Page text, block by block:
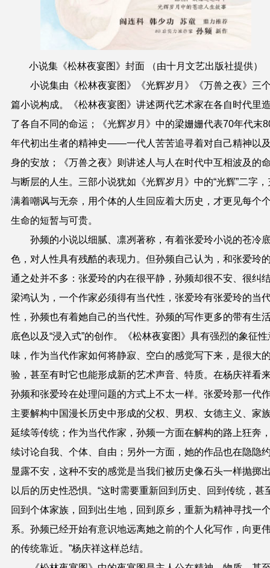
小说集《松林夜宴图》封面 （由十月文艺出版社提供）
小说集由《松林夜宴图》《光辉岁月》《万兽之夜》三
篇小说构成。《松林夜宴图》讲述两代艺术家在各自时代里
了各自不同的命运；《光辉岁月》中的梁姗姗代表70年代末
年代初出生者的精神史——一代人苦苦追寻着对自己精神以
身的安放；《万兽之夜》则讲述人与人在时代中互相波及的
与断层的人生。三部小说犹如《光辉岁月》中的“光辉”二字，
满着嘲讽与无奈，用个体的人生回应着大历史，才更见每个
生命的短暂与可贵。
孙频的小说以细腻、凛冽著称，有着张爱玲小说的苍冷
色，对人性具有残酷的表现力。但孙频自己认为，和张爱玲
通之处并不多：张爱玲的内在很平静，孙频却很不安、很纠
梁鸿认为，一个作家必须得有当代性，张爱玲有张爱玲的当
性，孙频也有着她自己的当代性。孙频的写作更多的带有生
底色以及“浸入式”的创作。《松林夜宴图》具有强烈的象征性
味，作为当代作家如何将静寂、空白的感觉写下来，是很大
验，甚至有时它也能形成新的艺术声音、特质。在杨庆祥看
孙频和张爱玲在处理问题的方式上不太一样。张爱玲那一代
主要解构中国漫长历史中形成的父权、男权、女德主义、家
延续等传统；作为当代作家，孙频一方面在解构的路上狂奔
续讨论自我、个体、自由；另外一方面，她的作品也在隐隐
显露不安，这种不安的感觉是当我们被历史像石头一样抛掷
以后的历史性恐惧。“这时需要重新回到历史、回到传统，甚
回到个体家族，回到出生地，回到原乡，重新为精神寻找一
系。孙频已经开始有意识地远离她之前的个人化写作，向更
的传统靠近。”杨庆祥这样总结。